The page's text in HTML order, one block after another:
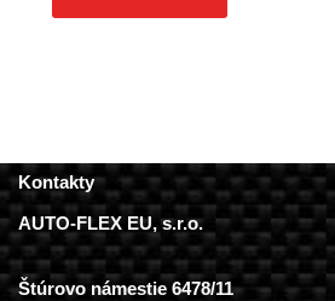
Kontakty
AUTO-FLEX EU, s.r.o.
Štúrovo námestie 6478/11